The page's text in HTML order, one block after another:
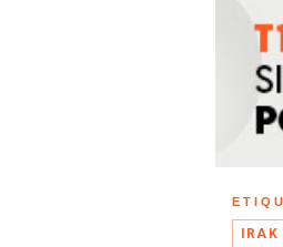
IRAK